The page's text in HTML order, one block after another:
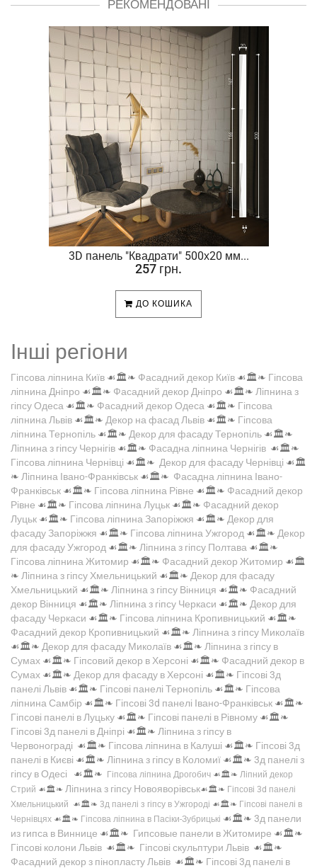
РЕКОМЕНДОВАНІ
3D панель "Квадрати" 500х20 мм...
257 грн.
ДО КОШИКА
Інші регіони
Гіпсова ліпнина Київ ☙🏛️❧ Фасадний декор Київ ☙🏛️❧ Гіпсова
ліпнина Дніпро ☙🏛️❧ Фасадний декор Дніпро ☙🏛️❧ Ліпнина з
гіпсу Одеса ☙🏛️❧ Фасадний декор Одеса ☙🏛️❧ Гіпсова
ліпнина Львів ☙🏛️❧ Декор на фасад Львів ☙🏛️❧ Гіпсова
ліпнина Тернопіль ☙🏛️❧ Декор для фасаду Тернопіль ☙🏛️❧
Ліпнина з гіпсу Чернігів ☙🏛️❧ Фасадна ліпнина Чернігів ☙🏛️❧
Гіпсова ліпнина Чернівці ☙🏛️❧ Декор для фасаду Чернівці ☙🏛️
❧ Ліпнина Івано-Франківськ ☙🏛️❧ Фасадна ліпнина Івано-
Франківськ ☙🏛️❧ Гіпсова ліпнина Рівне ☙🏛️❧ Фасадний декор
Рівне ☙🏛️❧ Гіпсова ліпнина Луцьк ☙🏛️❧ Фасадний декор
Луцьк ☙🏛️❧ Гіпсова ліпнина Запоріжжя ☙🏛️❧ Декор для
фасаду Запоріжжя ☙🏛️❧ Гіпсова ліпнина Ужгород ☙🏛️❧ Декор
для фасаду Ужгород ☙🏛️❧ Ліпнина з гіпсу Полтава ☙🏛️❧
Гіпсова ліпнина Житомир ☙🏛️❧ Фасадний декор Житомир ☙🏛️
❧ Ліпнина з гіпсу Хмельницький ☙🏛️❧ Декор для фасаду
Хмельницький ☙🏛️❧ Ліпнина з гіпсу Вінниця ☙🏛️❧ Фасадний
декор Вінниця ☙🏛️❧ Ліпнина з гіпсу Черкаси ☙🏛️❧ Декор для
фасаду Черкаси ☙🏛️❧ Гіпсова ліпнина Кропивницький ☙🏛️❧
Фасадний декор Кропивницький ☙🏛️❧ Ліпнина з гіпсу Миколаїв
☙🏛️❧ Декор для фасаду Миколаїв ☙🏛️❧ Ліпнина з гіпсу в
Сумах ☙🏛️❧ Гіпсовий декор в Херсоні ☙🏛️❧ Фасадний декор в
Сумах ☙🏛️❧ Декор для фасаду в Херсоні ☙🏛️❧ Гіпсові 3д
панелі Львів ☙🏛️❧ Гіпсові панелі Тернопіль ☙🏛️❧ Гіпсова
ліпнина Самбір ☙🏛️❧ Гіпсові 3d панелі Івано-Франківськ ☙🏛️❧
Гіпсові панелі в Луцьку ☙🏛️❧ Гіпсові панелі в Рівному ☙🏛️❧
Гіпсові 3д панелі в Дніпрі ☙🏛️❧ Ліпнина з гіпсу в
Червонограді ☙🏛️❧ Гіпсова ліпнина в Калуші ☙🏛️❧ Гіпсові 3д
панелі в Києві ☙🏛️❧ Ліпнина з гіпсу в Коломиї ☙🏛️❧ 3д панелі з
гіпсу в Одесі ☙🏛️❧ Гіпсова ліпнина Дрогобич ☙🏛️❧ Ліпний декор
Стрий ☙🏛️❧ Ліпнина з гіпсу Новояворівськ☙🏛️❧ Гіпсові 3d панелі
Хмельницький ☙🏛️❧ 3д панелі з гіпсу в Ужгороді ☙🏛️❧ Гіпсові панелі в
Чернівцях ☙🏛️❧ Гіпсова ліпнина в Пасіки-Зубрицькі ☙🏛️❧ 3д панели
из гипса в Виннице ☙🏛️❧ Гипсовые панели в Житомире ☙🏛️❧
Гіпсові колони Львів ☙🏛️❧ Гіпсові скульптури Львів ☙🏛️❧
Фасадний декор з пінопласту Львів ☙🏛️❧ Гіпсові 3д панелі в